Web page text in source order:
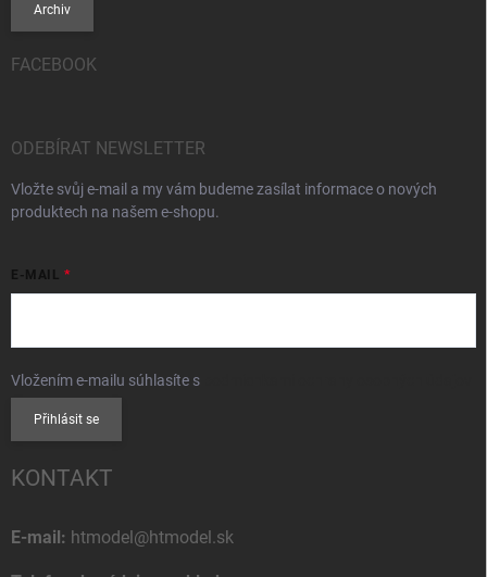
Archiv
FACEBOOK
ODEBÍRAT NEWSLETTER
Vložte svůj e-mail a my vám budeme zasílat informace o nových
produktech na našem e-shopu.
E-MAIL
Vložením e-mailu súhlasíte s
Přihlásit se
KONTAKT
E-mail: htmodel@htmodel.sk